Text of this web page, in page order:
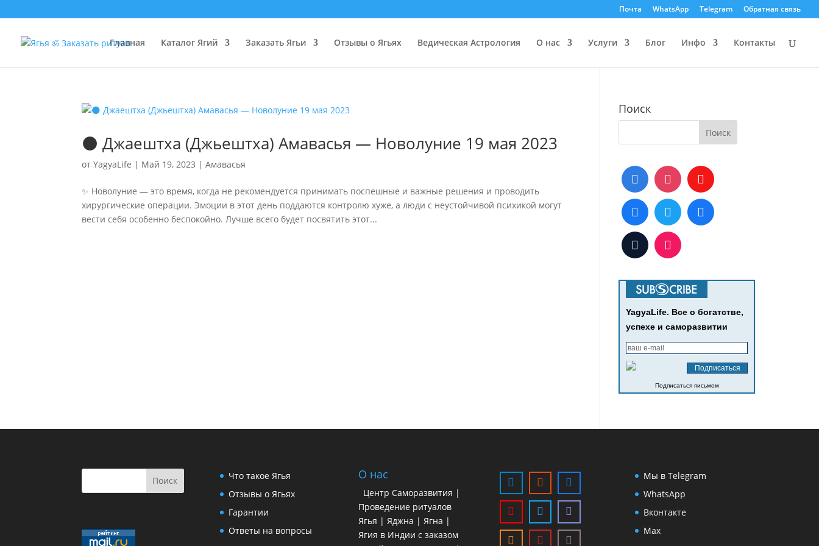
Почта WhatsApp Telegram Обратная связь
Главная Каталог Ягий Заказать Ягьи Отзывы о Ягьях Ведическая Астрология О нас Услуги Блог Инфо Контакты
🌑 Джаештха (Джьештха) Амавасья — Новолуние 19 мая 2023
отYagyaLife | Май 19, 2023 |Амавасья
✨ Новолуние — это время, когда не рекомендуется принимать поспешные и важные решения и проводить
хирургические операции. Эмоции в этот день поддаются контролю хуже, а люди с неустойчивой психикой могут
вести себя особенно беспокойно. Лучше всего будет посвятить этот...
Поиск
YagyaLife. Все о богатстве,
успехе и саморазвитии
Подписаться письмом
Что такое Ягья
Отзывы о Ягьях
Гарантии
Ответы на вопросы
О нас
Центр Саморазвития |
Проведение ритуалов
Ягья | Яджна | Ягна |
Ягия в Индии с заказом
Мы в Telegram
WhatsApp
Вконтакте
Max